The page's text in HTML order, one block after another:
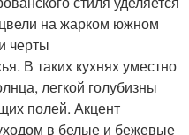
на жарком южном
черты
В таких кухнях уместно
легкой голубизны
полей. Акцент
в белые и бежевые